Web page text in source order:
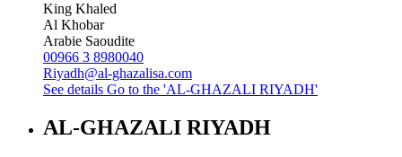
King Khaled
Al Khobar
Arabie Saoudite
00966 3 8980040
Riyadh@al-ghazalisa.com
See details Go to the 'AL-GHAZALI RIYADH'
AL-GHAZALI RIYADH